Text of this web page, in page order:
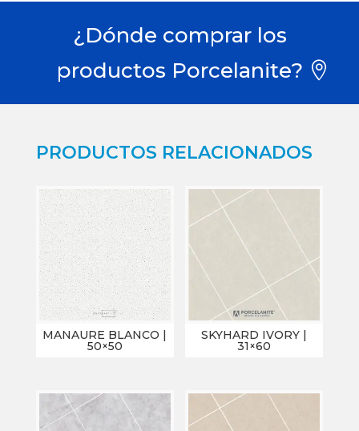
¿Dónde comprar los
productos Porcelanite?
PRODUCTOS RELACIONADOS
MANAURE BLANCO |
50×50
SKYHARD IVORY |
31×60